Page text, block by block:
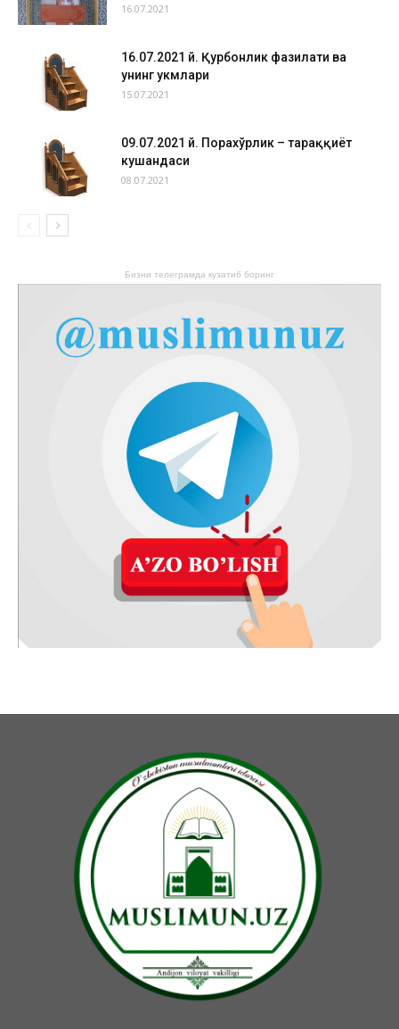
16.07.2021
16.07.2021 й. Қурбонлик фазилати ва
унинг ҳукмлари
15.07.2021
09.07.2021 й. Порахўрлик – тараққиёт
кушандаси
08.07.2021
Бизни телеграмда кузатиб боринг